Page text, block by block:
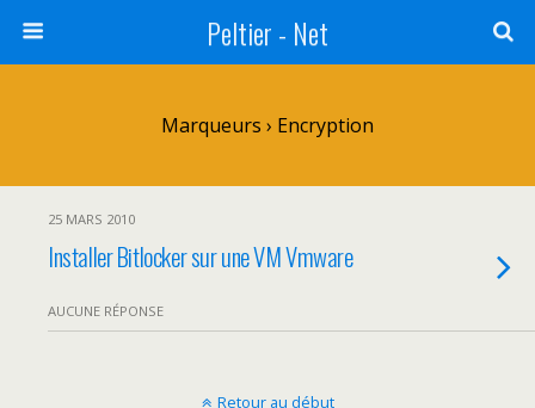
Peltier - Net
Marqueurs › Encryption
25 MARS 2010
Installer Bitlocker sur une VM Vmware
AUCUNE RÉPONSE
Retour au début